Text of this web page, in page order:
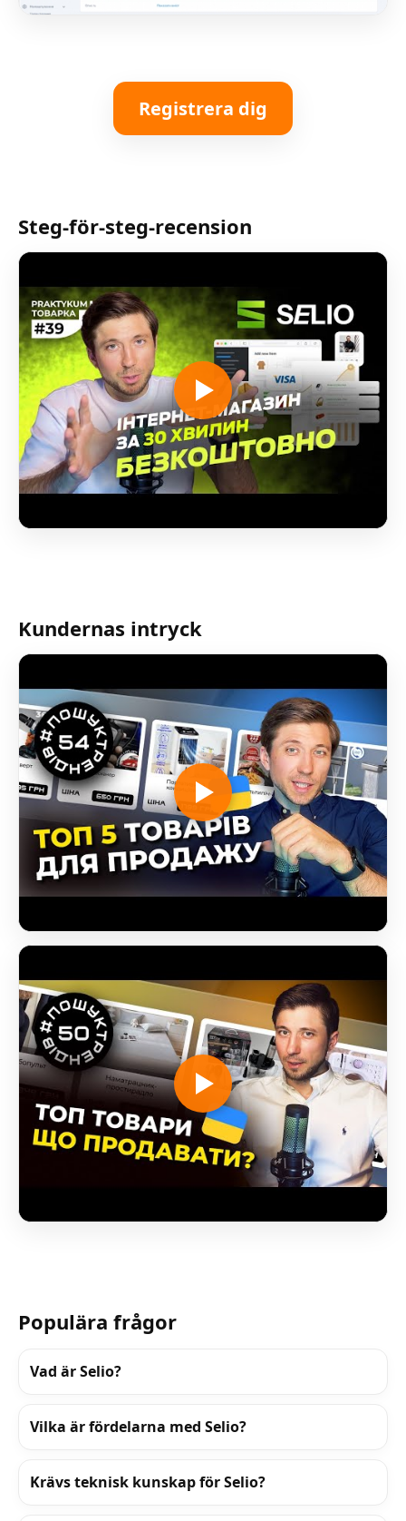
Registrera dig
Steg-för-steg-recension
Kundernas intryck
Populära frågor
Vad är Selio?
Vilka är fördelarna med Selio?
Krävs teknisk kunskap för Selio?